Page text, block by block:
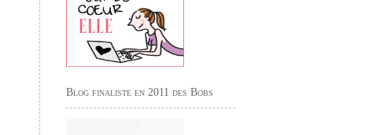
Blog finaliste en 2011 des Bobs